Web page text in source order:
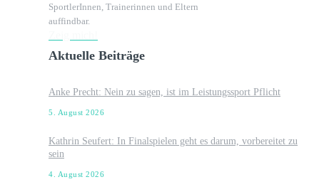
SportlerInnen, Trainerinnen und Eltern
auffindbar.
Aktuelle Beiträge
Anke Precht: Nein zu sagen, ist im Leistungssport Pflicht
5. August 2026
Kathrin Seufert: In Finalspielen geht es darum, vorbereitet zu
sein
4. August 2026